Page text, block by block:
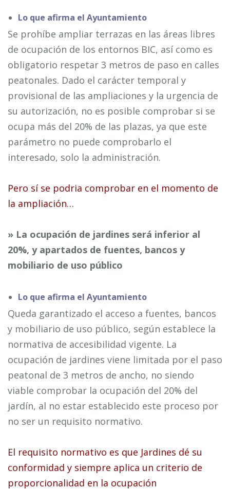
Lo que afirma el Ayuntamiento
Se prohíbe ampliar terrazas en las áreas libres
de ocupación de los entornos BIC, así como es
obligatorio respetar 3 metros de paso en calles
peatonales. Dado el carácter temporal y
provisional de las ampliaciones y la urgencia de
su autorización, no es posible comprobar si se
ocupa más del 20% de las plazas, ya que este
parámetro no puede comprobarlo el
interesado, solo la administración.
Pero sí se podria comprobar en el momento de
la ampliación…
» La ocupación de jardines será inferior al
20%, y apartados de fuentes, bancos y
mobiliario de uso público
Lo que afirma el Ayuntamiento
Queda garantizado el acceso a fuentes, bancos
y mobiliario de uso público, según establece la
normativa de accesibilidad vigente. La
ocupación de jardines viene limitada por el paso
peatonal de 3 metros de ancho, no siendo
viable comprobar la ocupación del 20% del
jardín, al no estar establecido este proceso por
no ser un requisito normativo.
El requisito normativo es que Jardines dé su
conformidad y siempre aplica un criterio de
proporcionalidad en la ocupación